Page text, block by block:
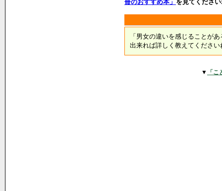
冊のおすすめ本」 を見てくださ
「男女の違いを感じることが
出来れば詳しく教えてください
▼ 「